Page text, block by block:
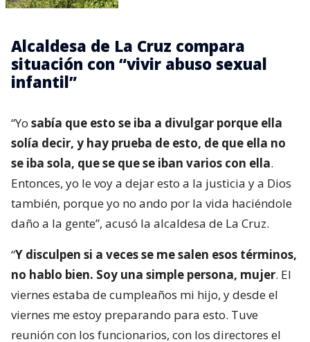
Alcaldesa de La Cruz compara
situación con “vivir abuso sexual
infantil”
“Yo sabía que esto se iba a divulgar porque ella
solía decir, y hay prueba de esto, de que ella no
se iba sola, que se que se iban varios con ella.
Entonces, yo le voy a dejar esto a la justicia y a Dios
también, porque yo no ando por la vida haciéndole
daño a la gente”, acusó la alcaldesa de La Cruz.
“Y disculpen si a veces se me salen esos términos,
no hablo bien. Soy una simple persona, mujer. El
viernes estaba de cumpleaños mi hijo, y desde el
viernes me estoy preparando para esto. Tuve
reunión con los funcionarios, con los directores el